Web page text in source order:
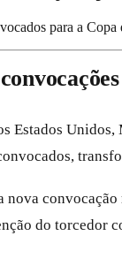
para a
Estados
do torcedor